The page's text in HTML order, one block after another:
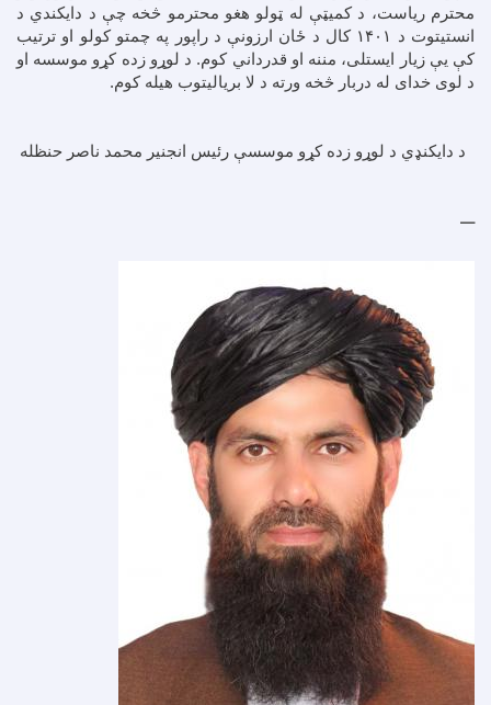
محترم ریاست، د کمیټې له ټولو هغو محترمو څخه چې د دایکندي د
انستیتوت د
۱۴۰۱ کال د ځان ارزونې د راپور په چمتو کولو او ترتیب
کې یې زیار ایستلی، مننه او قدرداني کوم. د لوړو زده کړو موسسه او
د لوی خدای له دربار څخه ورته د لا بریالیتوب هیله کوم.
د دايکنډي د لوړو زده کړو موسسې رئيس انجنير محمد ناصر حنظله